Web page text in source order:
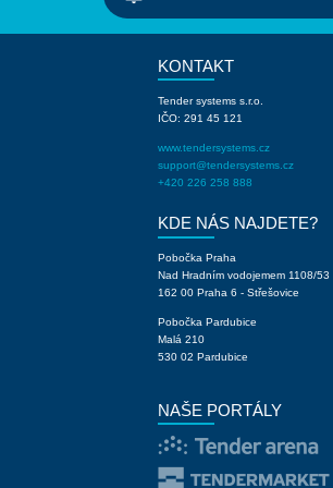
KONTAKT
Tender systems s.r.o.
IČO: 291 45 121
www.tendersystems.cz
support@tendersystems.cz
+420 226 258 888
KDE NÁS NAJDETE?
Pobočka Praha
Nad Hradním vodojemem 1108/53
162 00 Praha 6 - Střešovice
Pobočka Pardubice
Malá 210
530 02 Pardubice
NAŠE PORTÁLY